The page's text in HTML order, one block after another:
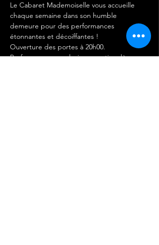
Le Cabaret Mademoiselle vous accueille
chaque semaine dans son humble
demeure pour des performances
étonnantes et décoiffantes !
Ouverture des portes à 20h00.
Performances en plusieurs parties dès